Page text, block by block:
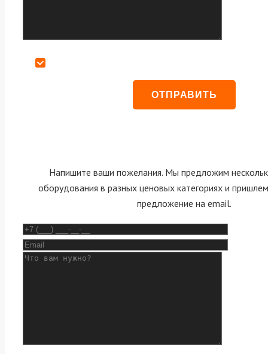
Напишите ваши пожелания. Мы предложим
оборудования в разных ценовых категориях и
предложение на email.